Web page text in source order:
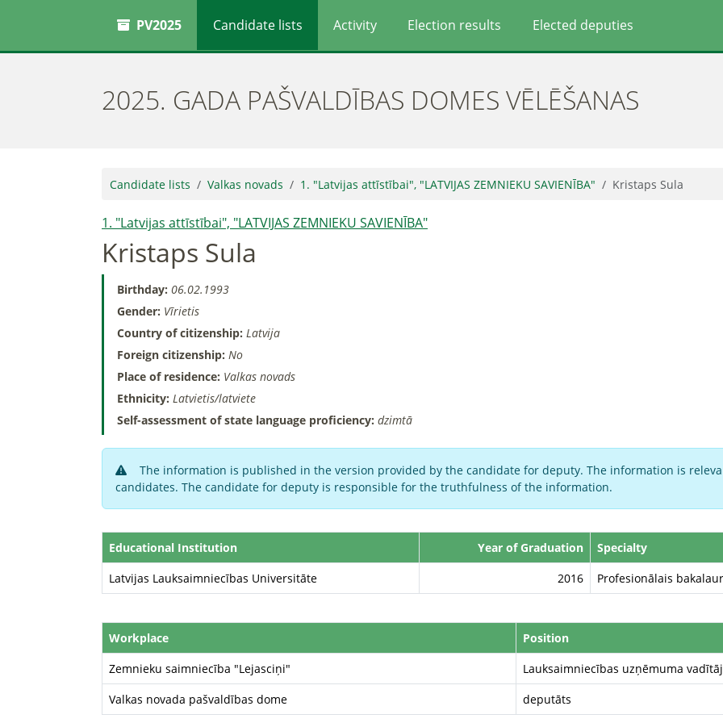
PV2025 Candidate lists Activity Election results Elected deputies
2025. GADA PAŠVALDĪBAS DOMES VĒLĒŠANAS
Candidate lists Valkas novads 1. "Latvijas attīstībai", "LATVIJAS ZEMNIEKU SAVIENĪBA" Kristaps Sula
1. "Latvijas attīstībai", "LATVIJAS ZEMNIEKU SAVIENĪBA"
Kristaps Sula
Birthday: 06.02.1993
Gender: Vīrietis
Country of citizenship: Latvija
Foreign citizenship: No
Place of residence: Valkas novads
Ethnicity: Latvietis/latviete
Self-assessment of state language proficiency: dzimtā
The information is published in the version provided by the candidate for deputy. The information is
candidates. The candidate for deputy is responsible for the truthfulness of the information.
Educational Institution Year of Graduation
Specialty
Latvijas Lauksaimniecības Universitāte
2016 Profesionālais
Workplace
Position
Zemnieku saimniecība "Lejasciņi"
Lauksaimniecības uzņēmuma
Valkas novada pašvaldības dome
deputāts